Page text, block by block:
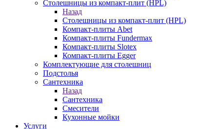
Столешницы из компакт-плит (HPL)
Назад
Столешницы из компакт-плит (HPL)
Компакт-плиты Abet
Компакт-плиты Fundermax
Компакт-плиты Slotex
Компакт-плиты Egger
Комплектующие для столешниц
Подстолья
Сантехника
Назад
Сантехника
Смесители
Кухонные мойки
Услуги